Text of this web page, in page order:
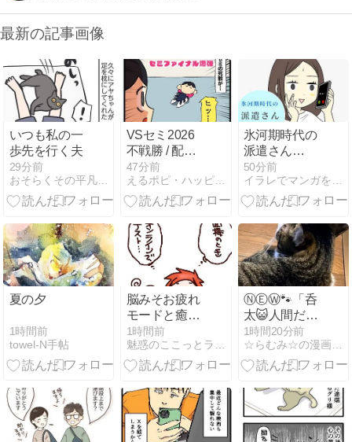
最新の記事画像
いつも私の一
歩先を行く夫
29分前
おそらくその平凡こそ幸せ(猫と家族の日常絵日記）
VSセミ2026
不戦勝 / 配信
やる
47分前
えるポピ・ハッピーオタクライフ
氷河期時代の
派遣さん
（48）アナタ
の人間味
50分前
イラレでマンガを描く
夏の夕
1時間前
towel-N手帖
脳みそお疲れ
モードと癒し
のベリー味。
1時間前
魅惑のここっとライフ
ⓃⒺⓌ🐾「呑
太😺人間だっ
たら、相当イ
ケオジ❓✨」
『裸夢 me
NONTA』
1時間20分前
☆らむみ☆の漫画ブログ裸夢ＭＩＸ